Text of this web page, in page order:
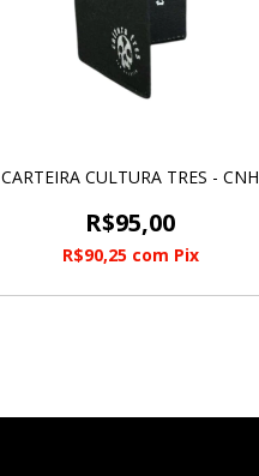
CARTEIRA CULTURA TRES - CNH
R$95,00
R$90,25 com Pix